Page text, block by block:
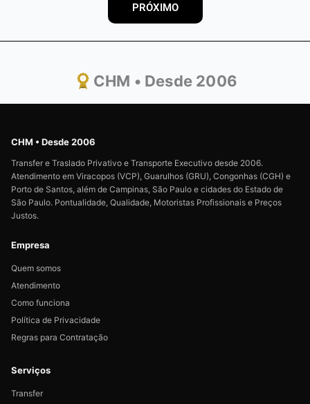
PRÓXIMO
CHM • Desde 2006
CHM • Desde 2006
Transfer e Traslado Privativo e Transporte Executivo desde 2006.
Atendimento em Viracopos (VCP), Guarulhos (GRU), Congonhas (CGH) e
Porto de Santos, além de Campinas, São Paulo e cidades do Estado de
São Paulo. Pontualidade, Qualidade, Motoristas Profissionais e Preços
Justos.
Empresa
Quem somos
Atendimento
Como funciona
Política de Privacidade
Regras para Contratação
Serviços
Transfer